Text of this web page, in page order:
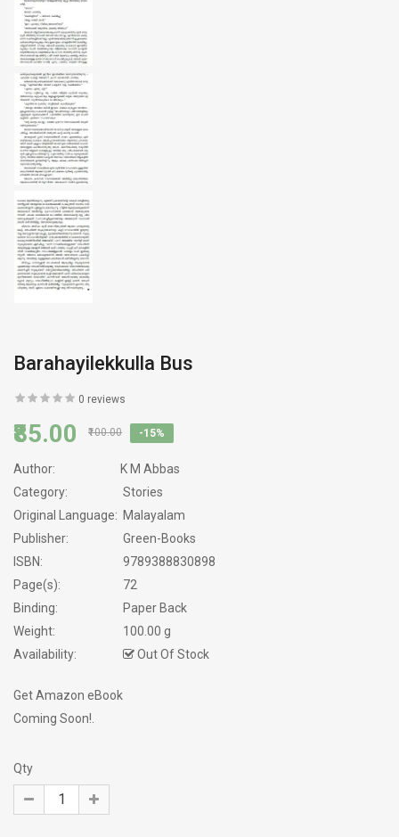
Barahayilekkulla Bus
0 reviews
₹85.00 ₹100.00 -15%
Author:
K M Abbas
Category:
Stories
Original Language: Malayalam
Publisher:
Green-Books
ISBN:
9789388830898
Page(s):
72
Binding:
Paper Back
Weight:
100.00 g
Availability:
Out Of Stock
Get Amazon eBook
Coming Soon!.
Qty